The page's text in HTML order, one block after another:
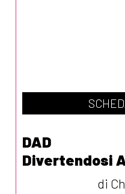
DAD
Divertendosi
di